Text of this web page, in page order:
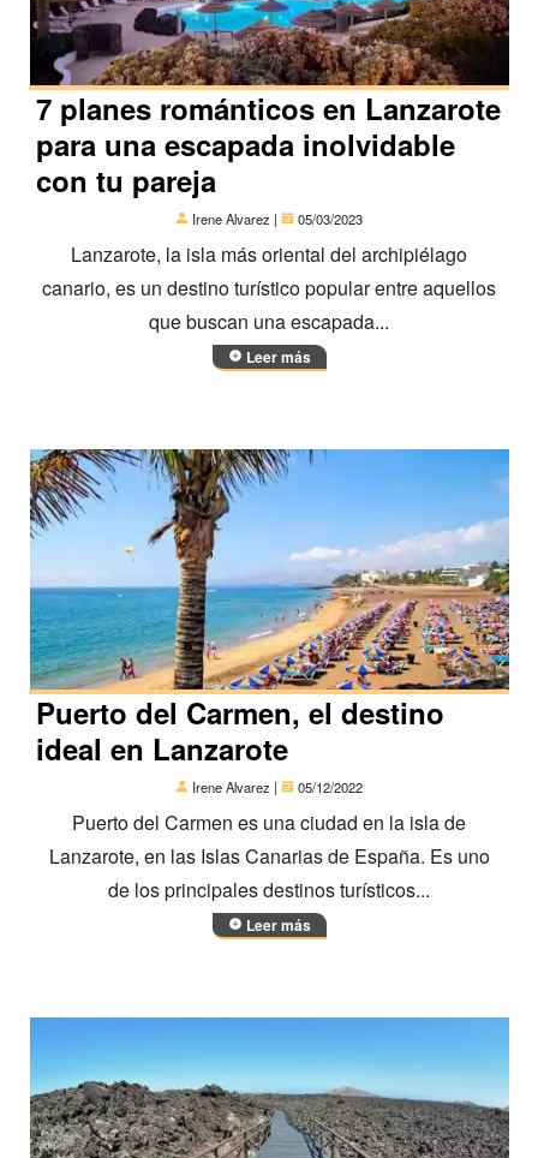
7 planes románticos en Lanzarote
para una escapada inolvidable
con tu pareja
Irene Alvarez | 05/03/2023
Lanzarote, la isla más oriental del archipiélago
canario, es un destino turístico popular entre aquellos
que buscan una escapada...
Leer más
Puerto del Carmen, el destino
ideal en Lanzarote
Irene Alvarez | 05/12/2022
Puerto del Carmen es una ciudad en la isla de
Lanzarote, en las Islas Canarias de España. Es uno
de los principales destinos turísticos...
Leer más